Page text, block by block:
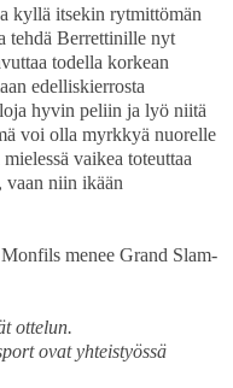
kyllä itsekin rytmittömän
tehdä Berrettinille nyt
todella korkean
edelliskierrosta
hyvin peliin ja lyö niitä
voi olla myrkkyä nuorelle
vaikea toteuttaa
vaan niin ikään
menee Grand Slam-
ottelun.
ovat yhteistyössä